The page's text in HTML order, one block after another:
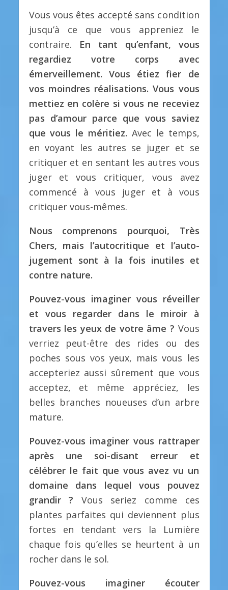
Vous vous êtes accepté sans condition
jusqu’à ce que vous appreniez le
contraire.
En tant qu’enfant, vous
regardiez votre corps avec
émerveillement. Vous étiez fier de
vos moindres réalisations. Vous vous
mettiez en colère si vous ne receviez
pas d’amour parce que vous saviez
que vous le méritiez. Avec le temps,
en voyant les autres se juger et se
critiquer et en sentant les autres vous
juger et vous critiquer, vous avez
commencé à vous juger et à vous
critiquer vous-mêmes.
Nous comprenons pourquoi, Très
Chers, mais l’autocritique et l’auto-
jugement sont à la fois inutiles et
contre nature.
Pouvez-vous imaginer vous réveiller
et vous regarder dans le miroir à
travers les yeux de votre âme ? Vous
verriez peut-être des rides ou des
poches sous vos yeux, mais vous les
accepteriez aussi sûrement que vous
acceptez, et même appréciez, les
belles branches noueuses d’un arbre
mature.
Pouvez-vous imaginer vous rattraper
après une soi-disant erreur et
célébrer le fait que vous avez vu un
domaine dans lequel vous pouvez
grandir ? Vous seriez comme ces
plantes parfaites qui deviennent plus
fortes en tendant vers la Lumière
chaque fois qu’elles se heurtent à un
rocher dans le sol.
Pouvez-vous imaginer écouter